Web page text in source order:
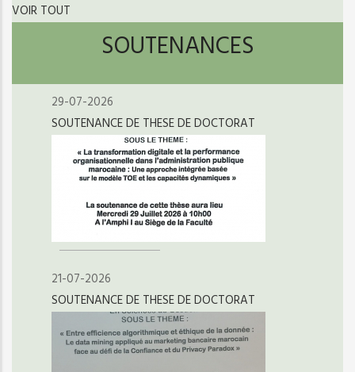
VOIR TOUT
SOUTENANCES
29-07-2026
SOUTENANCE DE THESE DE DOCTORAT
21-07-2026
SOUTENANCE DE THESE DE DOCTORAT